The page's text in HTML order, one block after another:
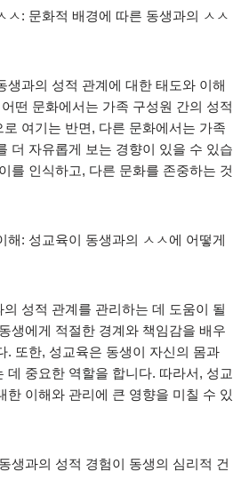
ㅅ: 문화적 배경에 따른 동생과의 ㅅㅅ
생과의 성적 관계에 대한 태도와 이해
떤 문화에서는 가족 구성원 간의 성적
여기는 반면, 다른 문화에서는 가족
더 자유롭게 보는 경향이 있을 수 있습
를 인식하고, 다른 문화를 존중하는 것
해: 성교육이 동생과의 ㅅㅅ에 어떻게
성적 관계를 관리하는 데 도움이 될
생에게 적절한 경계와 책임감을 배우
. 또한, 성교육은 동생이 자신의 몸과
데 중요한 역할을 합니다. 따라서, 성교
한 이해와 관리에 큰 영향을 미칠 수 있
생과의 성적 경험이 동생의 심리적 건